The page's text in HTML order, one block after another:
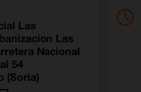
Las
Las
Nacional
54
(Soria)